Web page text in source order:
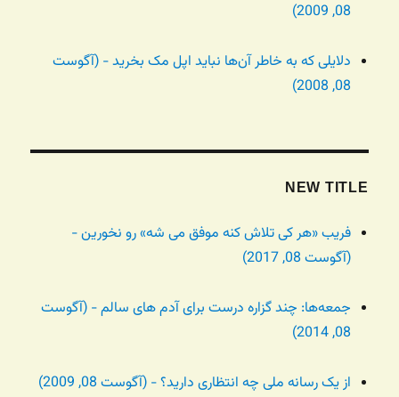
08, 2009)
دلایلی که به خاطر آن‌ها نباید اپل مک بخرید - (آگوست
08, 2008)
NEW TITLE
فریب «هر کی تلاش کنه موفق می شه» رو نخورین -
(آگوست 08, 2017)
جمعه‌ها: چند گزاره درست برای آدم های سالم - (آگوست
08, 2014)
از یک رسانه ملی چه انتظاری دارید؟ - (آگوست 08, 2009)